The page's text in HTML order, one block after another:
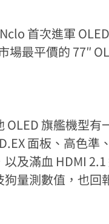
首次進軍
場最平價的 77″
OLED 旗艦機型有
面板、高色準
及滿血 HDMI 2.1
狗量測數值，也回